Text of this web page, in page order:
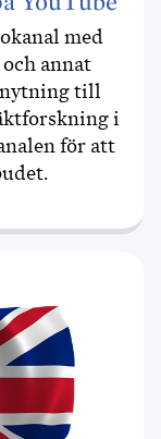
med
annat
till
i
för att